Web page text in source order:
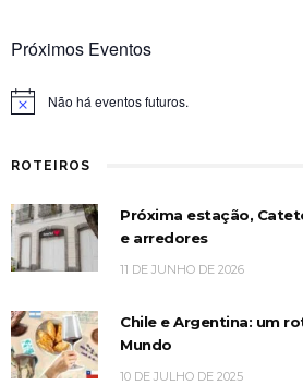
Próximos Eventos
Notice Não há eventos futuros.
ROTEIROS
Próxima estação,
e arredores
11 DE JUNHO DE 2026
Chile e Argentina: um
Mundo
10 DE JULHO DE 2025